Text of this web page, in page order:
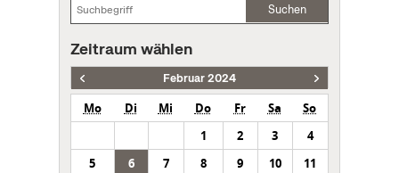
Suchen
Zeitraum wählen
Februar 2024
Mo Di Mi Do Fr Sa
So
1
2 3
4
5
6 7 8 9 10
11